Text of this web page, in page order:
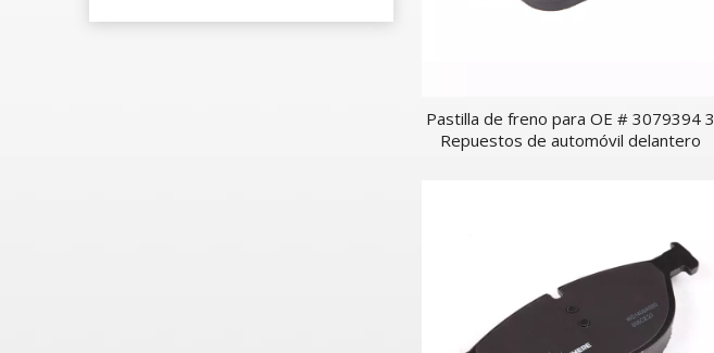
Pastilla de freno para OE # 3079394 3
Repuestos de automóvil delantero